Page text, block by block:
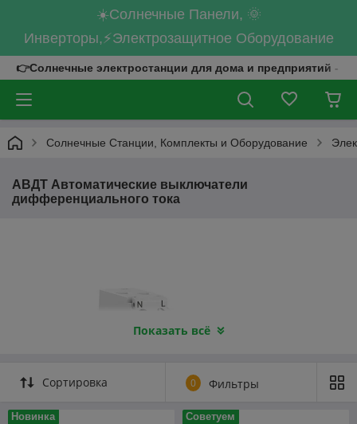
☀️Солнечные Панели, 🌞
Инверторы,⚡Электрозащитное Оборудование
👉Солнечные электростанции для дома и предприятий -
Солнечные Станции, Комплекты и Оборудование
АВДТ Автоматические выключатели
дифференциального тока
Показать всё
Сортировка 0 Фильтры
Новинка Советуем